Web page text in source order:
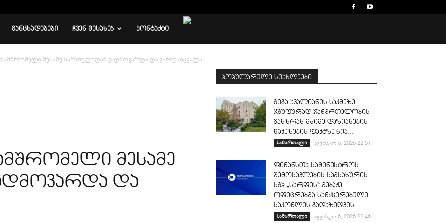
ᲒᲐᲜᲪᲮᲐᲓᲔᲑᲔᲑᲘ ᲩᲕᲔᲜ ᲨᲔᲡᲐᲮᲔᲑ ᲙᲝᲜᲢᲐᲥᲢᲘ
მესამე სართულიდან გადმოვარდა და გარდაიცვალა
მესამე
და
პოპულარული სიახლეები
გიგა ავალიანის საქმეზე
ჯგუფურად ჯანმრთელობის
განზრახ მძიმე დაზიანების
წაქეზების ფაქტზე ნია...
სამართალი აგვისტო 6, 2026 22:51
ფინანსთა სამინისტროს
შემოსავლების სამსახურის
სგპ „სარფის“ მებაჟე
ოფიცრებმა სანქცირებული
საქონლის გადაზიდვის...
სამართალი აგვისტო 6, 2026 22:46